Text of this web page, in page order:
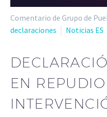
Comentario de Grupo de
declaraciones
Noticias ES
EN